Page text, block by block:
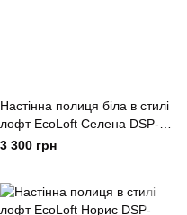
Настінна полиця біла в стилі
лофт EcoLoft Селена DSP-
1418W
3 300 грн